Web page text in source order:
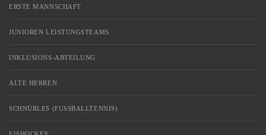
ERSTE MANNSCHAFT
JUNIOREN LEISTUNGSTEAMS
INKLUSIONS-ABTEILUNG
ALTE HERREN
SCHNÜRLES (FUSSBALLTENNIS)